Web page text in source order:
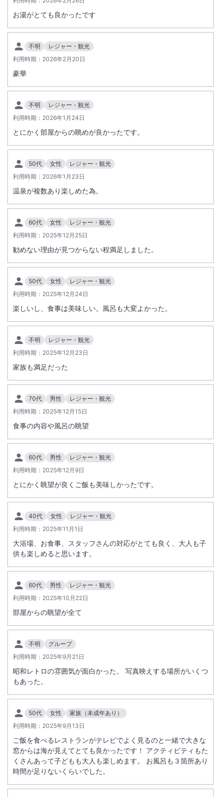
お湯がとても良かったです
不明
レジャー・観光
利用時期： 2026年2月20日
豪華
不明
レジャー・観光
利用時期： 2026年1月24日
とにかく部屋からの眺めが良かったです。
50代 女性
レジャー・観光
利用時期： 2026年1月23日
温泉が複数あり楽しめた為。
60代 女性
レジャー・観光
利用時期： 2025年12月25日
勧めない理由が見つからない程満足しました。
50代 女性
レジャー・観光
利用時期： 2025年12月24日
楽しいし、食事は美味しい。風呂も大変よかった。
不明
レジャー・観光
利用時期： 2025年12月23日
家族も満足だった
70代 男性
レジャー・観光
利用時期： 2025年12月15日
食事の内容や風呂の眺望
60代 男性
レジャー・観光
利用時期： 2025年12月9日
とにかく眺望が良くご飯も美味しかったです。
40代 女性
レジャー・観光
利用時期： 2025年11月1日
大浴場、お食事、スタッフさんの対応がとても良く、大人も子
供も楽しめると思います。
60代 男性
レジャー・観光
利用時期： 2025年10月22日
部屋からの眺望が全て
不明
グループ
利用時期： 2025年9月21日
昭和レトロの雰囲気が面白かった。 写真映えする場所がいくつ
もあった。
50代 女性
家族（未成年あり）
利用時期： 2025年9月13日
ご飯を食べるレストランがテレビでよく見るのと一緒で大きな
窓からは海が見えてとても良かったです！ アクティビティもた
くさんあって子どもも大人も楽しめます。 お風呂も３箇所あり
時間が足りないくらいでした。